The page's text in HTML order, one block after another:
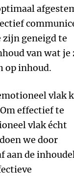
zijn geneigd te
van wat je
op inhoud.
vlak
effectief te
vlak écht
we door
aan de